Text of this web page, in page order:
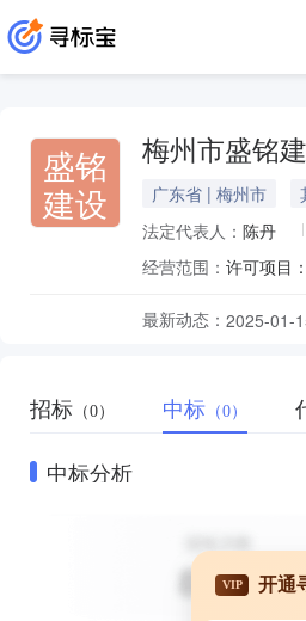
盛铭
建设
梅州市盛铭
广东省 | 梅州市
法定代表人： 陈丹
经营范围：
最新动态： 2025-01-
招标 （0） 中标 （0）
中标分析
VIP 开通